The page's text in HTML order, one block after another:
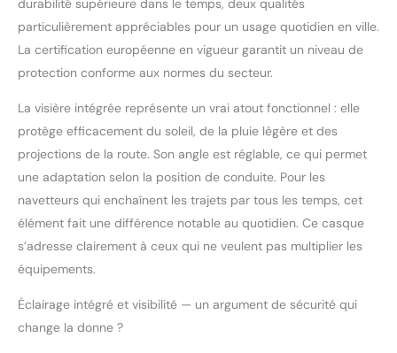
durabilité supérieure dans le temps, deux qualités
particulièrement appréciables pour un usage quotidien en ville.
La certification européenne en vigueur garantit un niveau de
protection conforme aux normes du secteur.
La visière intégrée représente un vrai atout fonctionnel : elle
protège efficacement du soleil, de la pluie légère et des
projections de la route. Son angle est réglable, ce qui permet
une adaptation selon la position de conduite. Pour les
navetteurs qui enchaînent les trajets par tous les temps, cet
élément fait une différence notable au quotidien. Ce casque
s’adresse clairement à ceux qui ne veulent pas multiplier les
équipements.
Éclairage intégré et visibilité — un argument de sécurité qui
change la donne ?